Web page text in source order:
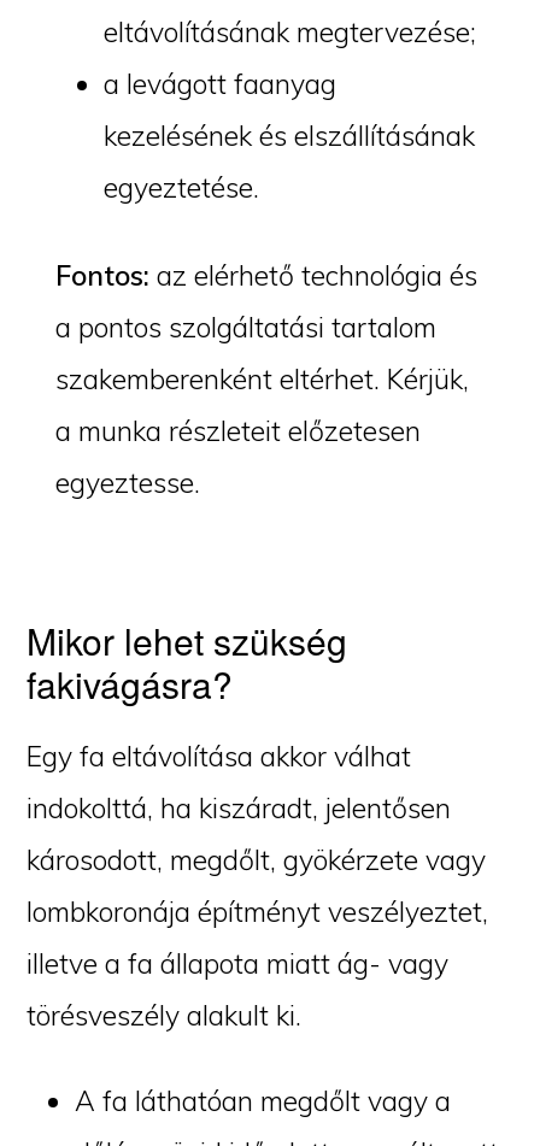
eltávolításának megtervezése;
a levágott faanyag
kezelésének és elszállításának
egyeztetése.
Fontos: az elérhető technológia és
a pontos szolgáltatási tartalom
szakemberenként eltérhet. Kérjük,
a munka részleteit előzetesen
egyeztesse.
Mikor lehet szükség
fakivágásra?
Egy fa eltávolítása akkor válhat
indokolttá, ha kiszáradt, jelentősen
károsodott, megdőlt, gyökérzete vagy
lombkoronája építményt veszélyeztet,
illetve a fa állapota miatt ág- vagy
törésveszély alakult ki.
A fa láthatóan megdőlt vagy a